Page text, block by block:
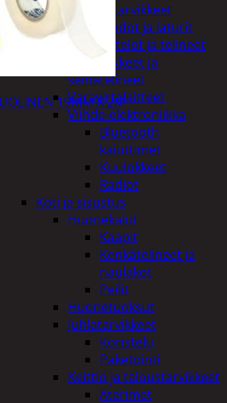
Puhelintarvikkeet
Johdot ja laturit
Kotelot ja telineet
Tv-tarvikkeet ja
seinätelineet
Varavirtalaitteet
Viihde-elektroniikka
Bluetooth
kaiuttimet
Kuulokkeet
Radiot
Koti ja sisustus
Huonekalut
Kaapit
Kenkätelineet ja
naulakot
Peilit
Huonetuoksut
Juhlatarvikkeet
Koristelu
Paketointi
Keittiö ja taloustarvikkeet
Aterimet
19MM X 2M